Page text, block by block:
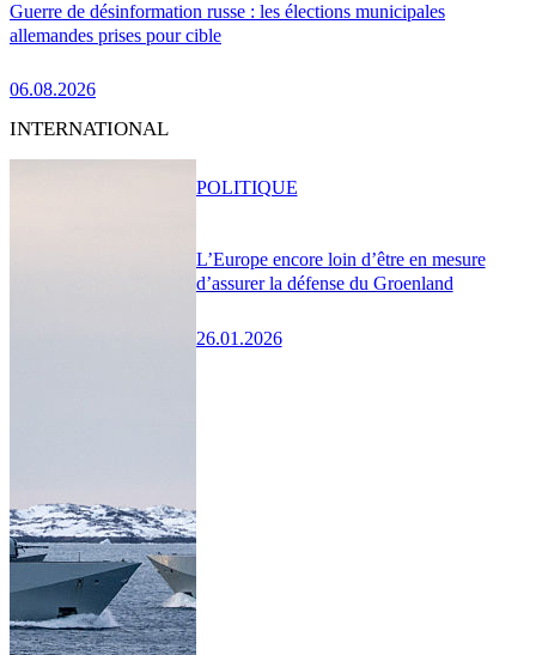
Guerre de désinformation russe : les élections municipales
allemandes prises pour cible
06.08.2026
INTERNATIONAL
L’Europe encore loin d’être en mesure
d’assurer la défense du Groenland
26.01.2026
POLITIQUE